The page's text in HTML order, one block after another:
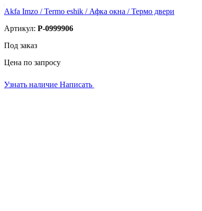
Akfa Imzo / Termo eshik / Афка окна / Термо двери
Артикул: P-0999906
Под заказ
Цена по запросу
Узнать наличие Написать